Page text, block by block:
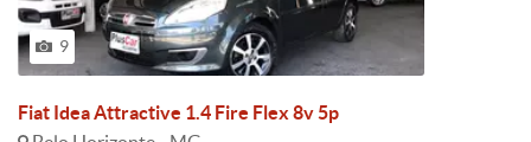
9
Fiat Idea Attractive 1.4 Fire Flex 8v 5p